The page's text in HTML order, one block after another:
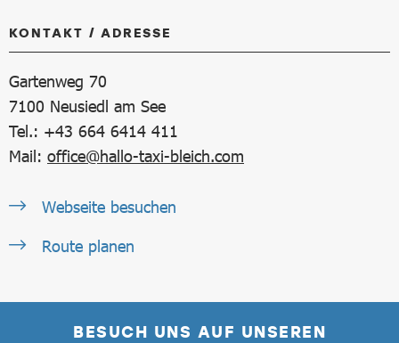
KONTAKT / ADRESSE
Gartenweg 70
7100 Neusiedl am See
Tel.: +43 664 6414 411
Mail: office@hallo-taxi-bleich.com
Webseite besuchen
Route planen
BESUCH UNS AUF UNSEREN